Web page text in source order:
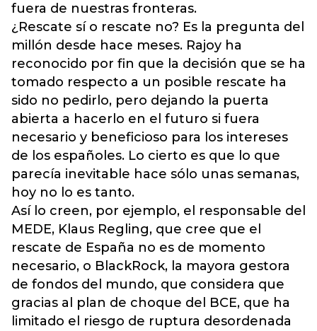
fuera de nuestras fronteras.
¿Rescate sí o rescate no? Es la pregunta del
millón desde hace meses. Rajoy ha
reconocido por fin que la decisión que se ha
tomado respecto a un posible rescate ha
sido no pedirlo, pero dejando la puerta
abierta a hacerlo en el futuro si fuera
necesario y beneficioso para los intereses
de los españoles. Lo cierto es que lo que
parecía inevitable hace sólo unas semanas,
hoy no lo es tanto.
Así lo creen, por ejemplo, el responsable del
MEDE, Klaus Regling, que cree que el
rescate de España no es de momento
necesario, o BlackRock, la mayora gestora
de fondos del mundo, que considera que
gracias al plan de choque del BCE, que ha
limitado el riesgo de ruptura desordenada